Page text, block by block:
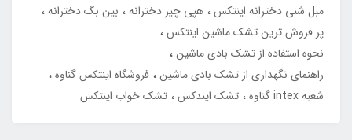
مبل شنی دخترانه اینتکس هپی چیر دخترانه
بین بگ دخترانه
پر فروش ترین تشک ماشین اینتکس
نحوه استفاده از تشک بادی ماشین
راهنمای نگهداری از تشک بادی ماشین فروشگاه اینتکس گناوه
شعبه intex گناوه
تشک ایندکس تشک خواب اینتکس